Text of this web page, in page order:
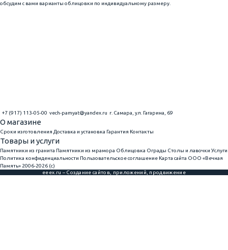
обсудим с вами варианты облицовки по индивидуальному размеру.
+7 (917) 113-05-00 vech-pamyat@yandex.ru г. Самара, ул. Гагарина, 69
О магазине
Сроки изготовления Доставка и установка Гарантия Контакты
Товары и услуги
Памятники из гранита Памятники из мрамора Облицовка Ограды Столы и лавочки Услуги
Политика конфиденциальности Пользовательское соглашение Карта сайта ООО «Вечная
Память» 2006-2026 (с)
eeex.ru – Создание сайтов, приложений, продвижение